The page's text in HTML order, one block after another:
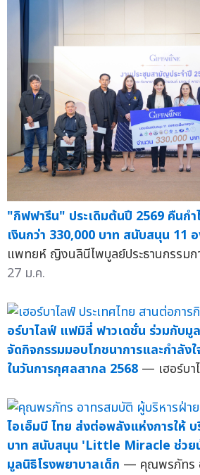
"กิฟฟารีน" ประเดิมต้นปี 2569 คืนก
เงินกว่า 330,000 บาท สนับสนุน 11
แพทยห์ ญิงนลินีไพบูลย์ประธานกรรม
27 ม.ค.
อร์บาไลฟ์ แฟมิลี่ ฟาวเดชั่น ร่วมกับมู
จัดกิจกรรมมอบโภชนาการและกำลัง
ในวันการกุศลสากล 2568 — เฮอร์บา
ไอเอ็มบี ไทย ส่งต่อพลังแห่งการให้
บาท สนับสนุน 'Little Miracle ช่วย
มูลนิธิโรงพยาบาลเด็ก — คุณพรภัทร